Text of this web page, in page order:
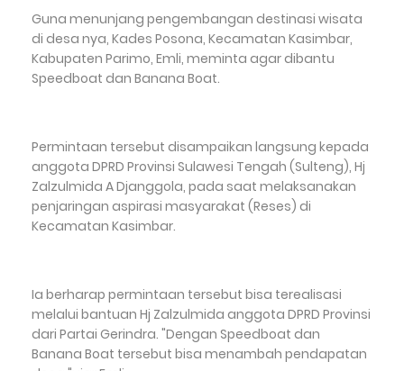
Guna menunjang pengembangan destinasi wisata
di desa nya, Kades Posona, Kecamatan Kasimbar,
Kabupaten Parimo, Emli, meminta agar dibantu
Speedboat dan Banana Boat.
Permintaan tersebut disampaikan langsung kepada
anggota DPRD Provinsi Sulawesi Tengah (Sulteng), Hj
Zalzulmida A Djanggola, pada saat melaksanakan
penjaringan aspirasi masyarakat (Reses) di
Kecamatan Kasimbar.
Ia berharap permintaan tersebut bisa terealisasi
melalui bantuan Hj Zalzulmida anggota DPRD Provinsi
dari Partai Gerindra. "Dengan Speedboat dan
Banana Boat tersebut bisa menambah pendapatan